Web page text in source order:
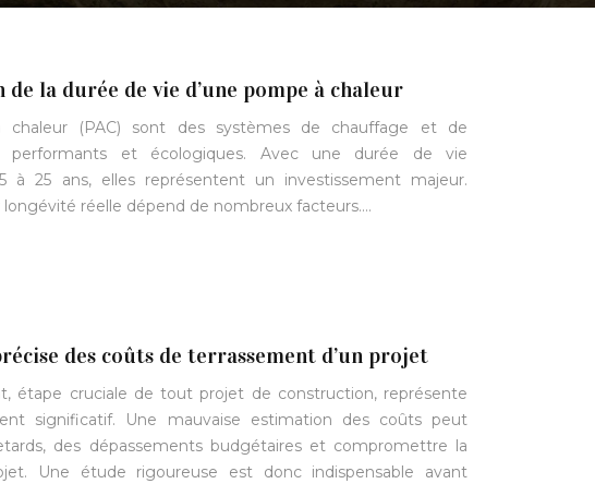
la durée de vie d’une pompe à chaleur
chaleur (PAC) sont des systèmes de chauffage et de
performants et écologiques. Avec une durée de vie
à 25 ans, elles représentent un investissement majeur.
longévité réelle dépend de nombreux facteurs….
des coûts de terrassement d’un projet
étape cruciale de tout projet de construction, représente
significatif. Une mauvaise estimation des coûts peut
des dépassements budgétaires et compromettre la
Une étude rigoureuse est donc indispensable avant